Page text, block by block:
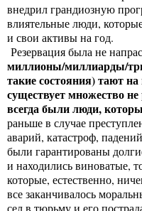
внедрил грандиозную
влиятельные люди,
и свои активы на год.
Резервация была не
миллионы/миллиарды/
такие состояния) тают
существует множество
всегда были люди,
раньше в случае
аварий, катастроф,
были гарантированы
и находились виноватые,
которые, естественно,
все заканчивалось
сел в тюрьму и его